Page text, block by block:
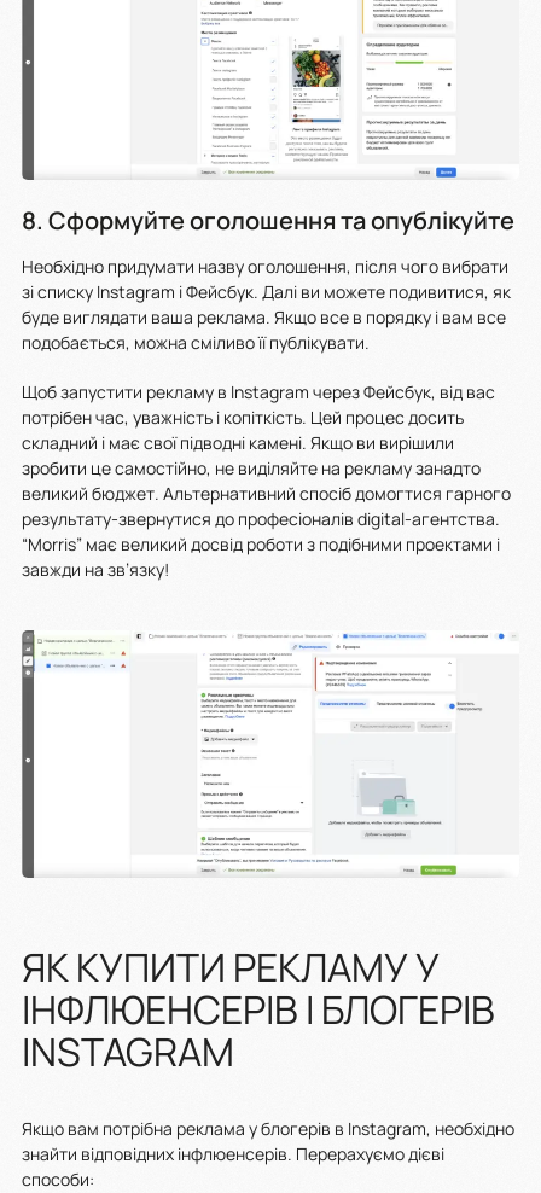
8. Сформуйте оголошення та опублікуйте
Необхідно придумати назву оголошення, після чого вибрати
зі списку Instagram і Фейсбук. Далі ви можете подивитися, як
буде виглядати ваша реклама. Якщо все в порядку і вам все
подобається, можна сміливо її публікувати.
Щоб запустити рекламу в Instagram через Фейсбук, від вас
потрібен час, уважність і копіткість. Цей процес досить
складний і має свої підводні камені. Якщо ви вирішили
зробити це самостійно, не виділяйте на рекламу занадто
великий бюджет. Альтернативний спосіб домогтися гарного
результату-звернутися до професіоналів digital-агентства.
“Morris” має великий досвід роботи з подібними проектами і
завжди на зв’язку!
ЯК КУПИТИ РЕКЛАМУ У
ІНФЛЮЕНСЕРІВ І БЛОГЕРІВ
INSTAGRAM
Якщо вам потрібна реклама у блогерів в Instagram, необхідно
знайти відповідних інфлюенсерів. Перерахуємо дієві
способи: